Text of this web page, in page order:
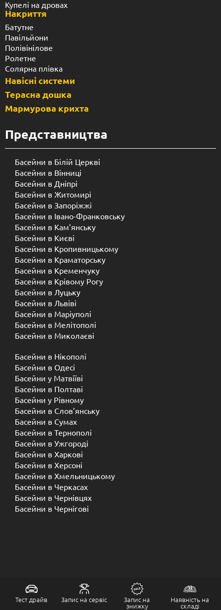
Купелі на дровах
Накриття
Батутне
Павільйони
Полівінілове
Ролетне
Солярна плівка
Навісні системи
Терасна дошка
Мармурова крихта
Представництва
Басейни в Білій Церкві
Басейни в Вінниці
Басейни в Дніпрі
Басейни в Житомирі
Басейни в Запоріжжі
Басейни в Івано-Франковську
Басейни в Кам’янську
Басейни в Києві
Басейни в Кропивницькому
Басейни в Краматорську
Басейни в Кременчуку
Басейни в Крівому Рогу
Басейни в Луцьку
Басейни в Львіві
Басейни в Маріуполі
Басейни в Мелітополі
Басейни в Миколаєві
Басейни в Нікополі
Басейни в Одесі
Басейни у Матвіїві
Басейни в Полтаві
Басейни у ​​Рівному
Басейни в Слов’янську
Басейни в Сумах
Басейни в Тернополі
Басейни в Ужгороді
Басейни в Харкові
Басейни в Херсоні
Басейни в Хмельницькому
Басейни в Черкасах
Басейни в Чернівцях
Басейни в Чернігові
Тест драйв Запис на сервіс Запис на
знижку
Наявність на
складі